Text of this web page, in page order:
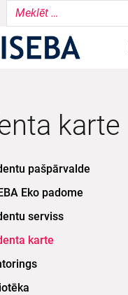
karte
pašpārvalde
Eko padome
serviss
karte